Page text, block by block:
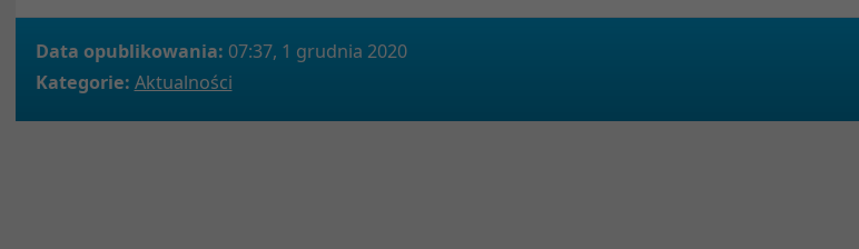
Data opublikowania: 07:37, 1 grudnia 2020
Kategorie: Aktualności